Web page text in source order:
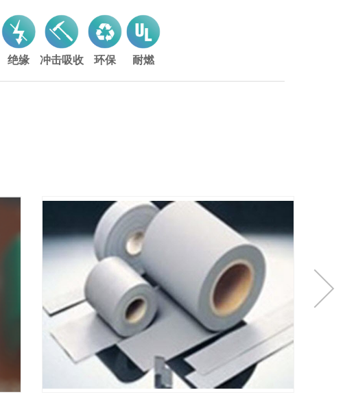
绝缘 冲击吸收 环保 耐燃